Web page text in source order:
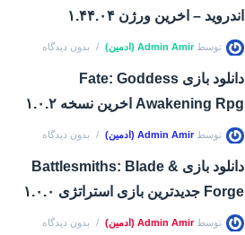
اندروید – اخرین ورژن ۱.۴۴.۰۴
توسطAdmin Amir (ادمین) بدون دیدگاه
دانلود بازی Fate: Goddess
Awakening Rpg اخرین نسخه ۱.۰.۲
توسط Admin Amir (ادمین) بدون دیدگاه
دانلود بازی Battlesmiths: Blade &
Forge جدیدترین بازی استراتژی ۱.۰.۰
توسطAdmin Amir (ادمین) بدون دیدگاه